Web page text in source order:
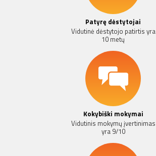
Patyrę dėstytojai
Vidutinė dėstytojo patirtis yra
10 metų
Kokybiški mokymai
Vidutinis mokymų įvertinimas
yra 9/10